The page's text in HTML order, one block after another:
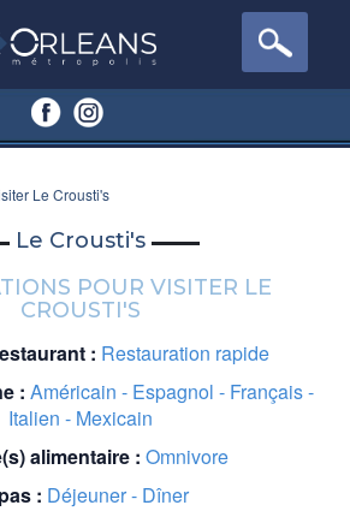
Le Crousti's
Le Crousti's
POUR VISITER LE
CROUSTI'S
: Restauration rapide
: Américain - Espagnol - Français -
Italien - Mexicain
alimentaire : Omnivore
: Déjeuner - Dîner